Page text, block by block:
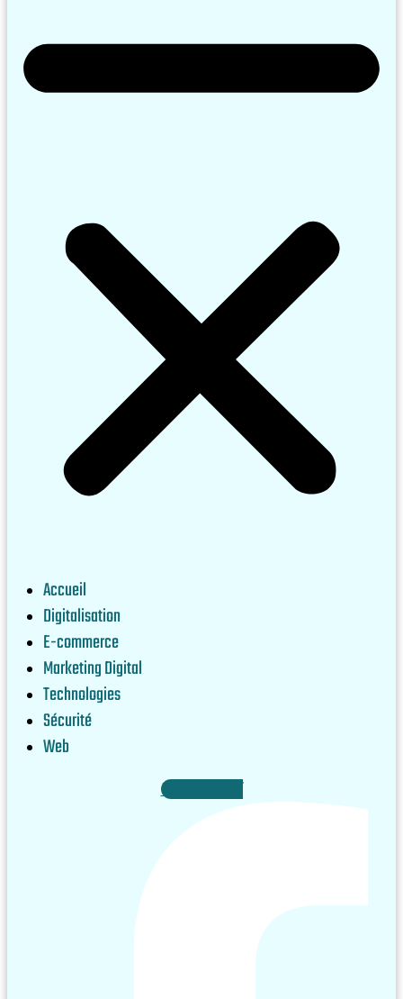
Accueil
Digitalisation
E-commerce
Marketing Digital
Technologies
Sécurité
Web
Facebook-f